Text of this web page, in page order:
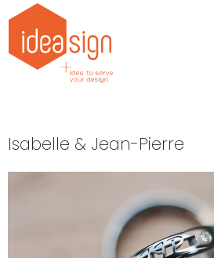
Isabelle & Jean-Pierre